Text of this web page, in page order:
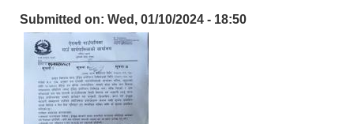
Submitted on: Wed, 01/10/2024 - 18:50